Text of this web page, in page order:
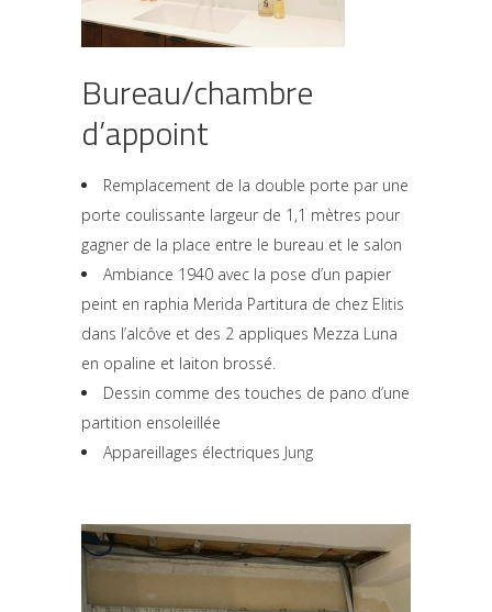
Bureau/chambre
d’appoint
Remplacement de la double porte par une
porte coulissante largeur de 1,1 mètres pour
gagner de la place entre le bureau et le salon
Ambiance 1940 avec la pose d’un papier
peint en raphia Merida Partitura de chez Elitis
dans l’alcôve et des 2 appliques Mezza Luna
en opaline et laiton brossé.
Dessin comme des touches de pano d’une
partition ensoleillée
Appareillages électriques Jung